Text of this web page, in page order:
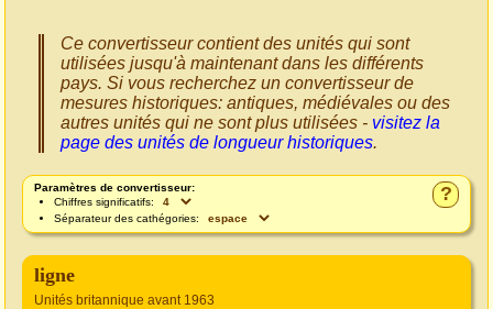
Ce convertisseur contient des unités qui sont
utilisées jusqu'à maintenant dans les différents
pays. Si vous recherchez un convertisseur de
mesures historiques: antiques, médiévales ou des
autres unités qui ne sont plus utilisées - visitez la
page des unités de longueur historiques.
?
Paramètres de convertisseur:
Chiffres significatifs:
Séparateur des cathégories:
ligne
Unités britannique avant 1963